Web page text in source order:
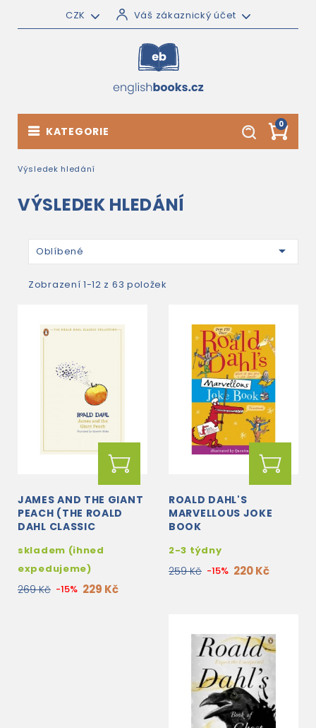
CZK Váš zákaznický účet
0
KATEGORIE
Výsledek hledání
VÝSLEDEK HLEDÁNÍ
Oblíbené 
Zobrazení 1-12 z 63 položek
JAMES AND THE GIANT
PEACH (THE ROALD
DAHL CLASSIC
skladem (ihned
expedujeme)
269 Kč -15% 229 Kč
ROALD DAHL'S
MARVELLOUS JOKE
BOOK
2-3 týdny
259 Kč -15% 220 Kč